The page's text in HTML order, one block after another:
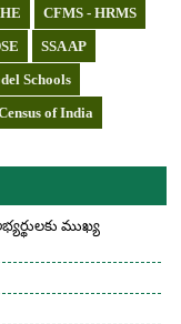
CFMS - HRMS
SSA AP
Schools
of India
ముఖ్య